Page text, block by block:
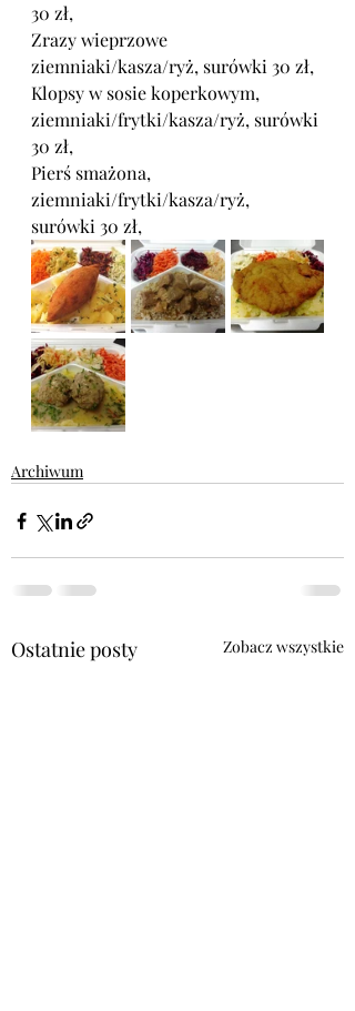
30 zł,
Zrazy wieprzowe
ziemniaki/kasza/ryż, surówki 30 zł,
Klopsy w sosie koperkowym,
ziemniaki/frytki/kasza/ryż, surówki
30 zł,
Pierś smażona,
ziemniaki/frytki/kasza/ryż,
surówki 30 zł,
Archiwum
Ostatnie posty Zobacz wszystkie